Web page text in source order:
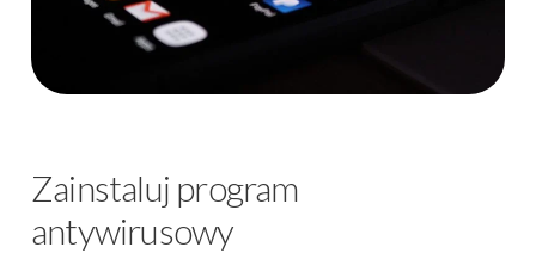
Zainstaluj program
antywirusowy